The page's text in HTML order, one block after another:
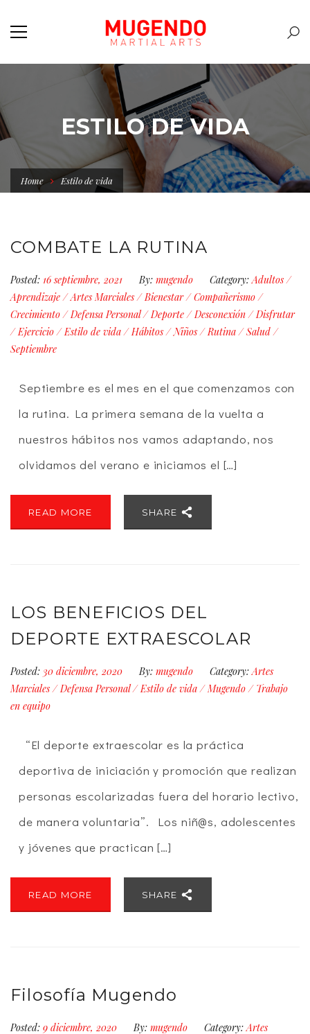
ESTILO DE VIDA
Home Estilo de vida
COMBATE LA RUTINA
Posted: 16 septiembre, 2021 By: mugendo Category: Adultos/
Aprendizaje/Artes Marciales/Bienestar/Compañerismo/
Crecimiento/Defensa Personal/Deporte/Desconexión/Disfrutar
/Ejercicio/Estilo de vida/Hábitos/Niños/Rutina/Salud/
Septiembre
Septiembre es el mes en el que comenzamos con
la rutina. La primera semana de la vuelta a
nuestros hábitos nos vamos adaptando, nos
olvidamos del verano e iniciamos el […]
READ MORE SHARE
LOS BENEFICIOS DEL
DEPORTE EXTRAESCOLAR
Posted: 30 diciembre, 2020 By: mugendo Category: Artes
Marciales/Defensa Personal/Estilo de vida/Mugendo/ Trabajo
en equipo
“El deporte extraescolar es la práctica
deportiva de iniciación y promoción que realizan
personas escolarizadas fuera del horario lectivo,
de manera voluntaria”. Los niñ@s, adolescentes
y jóvenes que practican […]
READ MORE SHARE
Filosofía Mugendo
Posted: 9 diciembre, 2020 By: mugendo Category: Artes